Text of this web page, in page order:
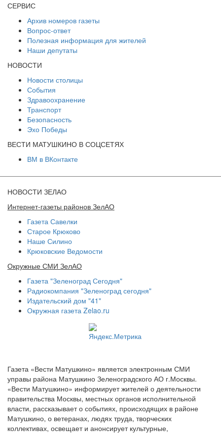
СЕРВИС
Архив номеров газеты
Вопрос-ответ
Полезная информация для жителей
Наши депутаты
НОВОСТИ
Новости столицы
События
Здравоохранение
Транспорт
Безопасность
Эхо Победы
ВЕСТИ МАТУШКИНО В СОЦСЕТЯХ
ВМ в ВКонтакте
НОВОСТИ ЗЕЛАО
Интернет-газеты районов ЗелАО
Газета Савелки
Старое Крюково
Наше Силино
Крюковские Ведомости
Окружные СМИ ЗелАО
Газета "Зеленоград Сегодня"
Радиокомпания "Зеленоград сегодня"
Издательский дом "41"
Окружная газета Zelao.ru
Газета «Вести Матушкино» является электронным СМИ
управы района Матушкино Зеленоградского АО г.Москвы.
«Вести Матушкино» информирует жителей о деятельности
правительства Москвы, местных органов исполнительной
власти, рассказывает о событиях, происходящих в районе
Матушкино, о ветеранах, людях труда, творческих
коллективах, освещает и анонсирует культурные,